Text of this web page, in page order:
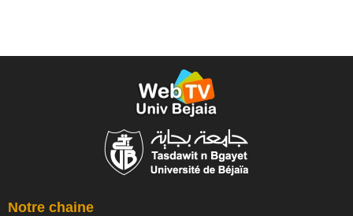
Notre chaine